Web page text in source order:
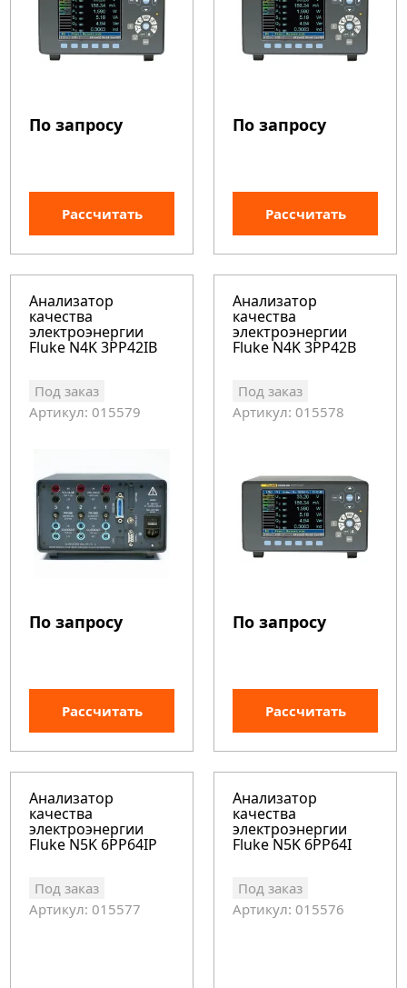
По запросу
Рассчитать
По запросу
Рассчитать
Анализатор
качества
электроэнергии
Fluke N4K 3PP42IB
Под заказ
Артикул: 015579
По запросу
Рассчитать
Анализатор
качества
электроэнергии
Fluke N4K 3PP42B
Под заказ
Артикул: 015578
По запросу
Рассчитать
Анализатор
качества
электроэнергии
Fluke N5K 6PP64IP
Под заказ
Артикул: 015577
Анализатор
качества
электроэнергии
Fluke N5K 6PP64I
Под заказ
Артикул: 015576